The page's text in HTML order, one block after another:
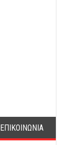
ΕΠΙΚΟΙΝΩΝΙΑ